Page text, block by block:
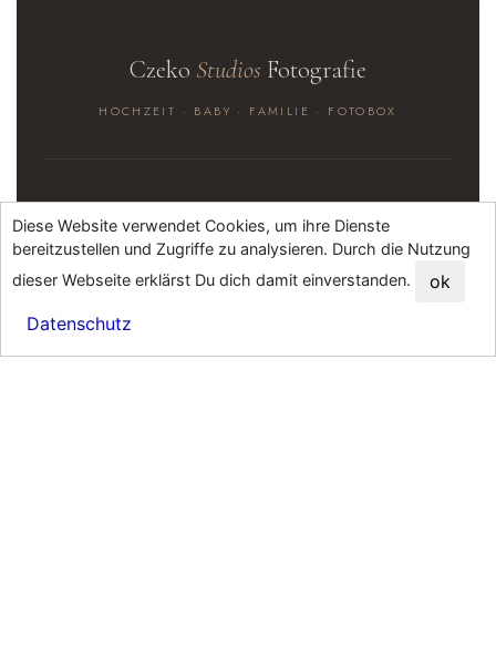
Diese Website verwendet Cookies, um ihre Dienste
bereitzustellen und Zugriffe zu analysieren. Durch die Nutzung
dieser Webseite erklärst Du dich damit einverstanden.
ok
Datenschutz
Czeko Studios Fotografie
HOCHZEIT · BABY · FAMILIE · FOTOBOX
HOCHZEITSFOTOS
Standesamt Quickie
Hochzeitsreportagen
FAQ Hochzeit